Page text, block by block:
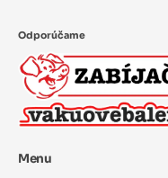
Odporúčame
Menu